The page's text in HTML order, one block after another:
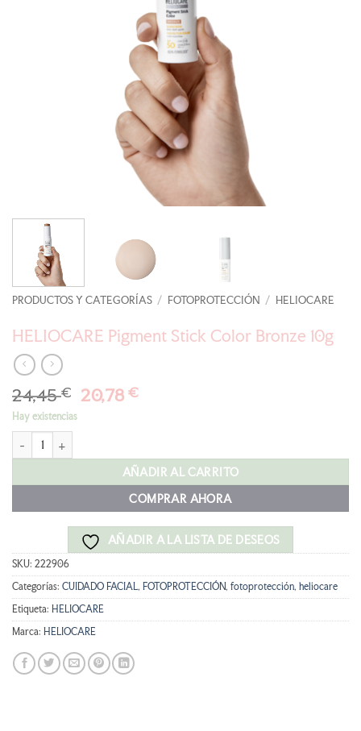
PRODUCTOS Y CATEGORÍAS / FOTOPROTECCIÓN / HELIOCARE
HELIOCARE Pigment Stick Color Bronze 10g
24,45€ El
24,45 €.
20,78€El
20,78 €.
Hay existencias
HELIOCARE Pigment Stick Color Bronze 10g cantidad
AÑADIR AL CARRITO
COMPRAR AHORA
AÑADIR A LA LISTA DE DESEOS
SKU: 222906
Categorías: CUIDADO FACIAL, FOTOPROTECCIÓN, fotoprotección, heliocare
Etiqueta: HELIOCARE
Marca: HELIOCARE